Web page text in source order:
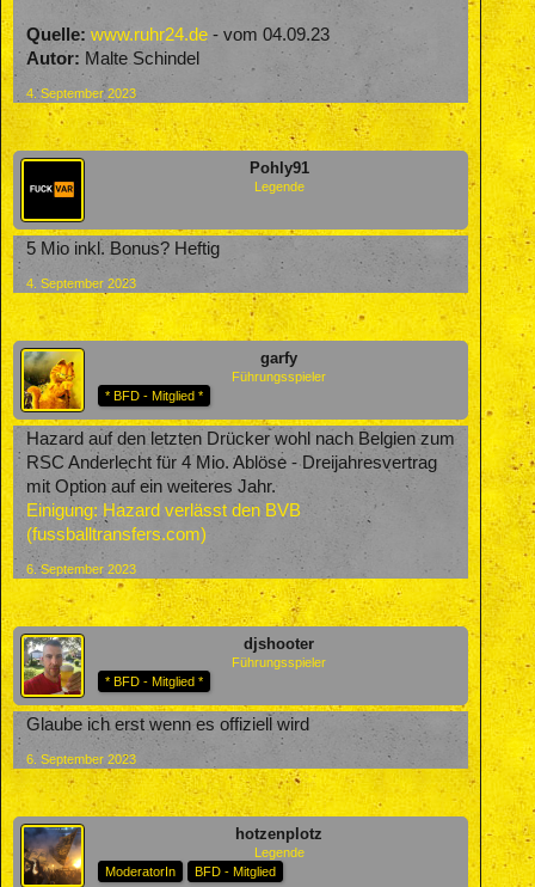
Quelle: www.ruhr24.de - vom 04.09.23
Autor: Malte Schindel
4. September 2023
Pohly91
Legende
5 Mio inkl. Bonus? Heftig
4. September 2023
garfy
Führungsspieler
* BFD - Mitglied *
Hazard auf den letzten Drücker wohl nach Belgien zum
RSC Anderlecht für 4 Mio. Ablöse - Dreijahresvertrag
mit Option auf ein weiteres Jahr.
Einigung: Hazard verlässt den BVB
(fussballtransfers.com)
6. September 2023
djshooter
Führungsspieler
* BFD - Mitglied *
Glaube ich erst wenn es offiziell wird
6. September 2023
hotzenplotz
Legende
ModeratorIn
BFD - Mitglied